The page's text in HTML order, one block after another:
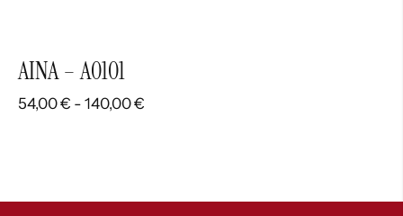
AINA – A0101
54,00€ - 140,00€